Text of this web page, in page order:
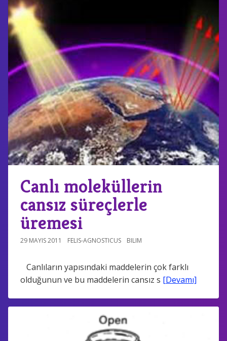
Canlı moleküllerin
cansız süreçlerle
üremesi
29 MAYIS 2011 FELIS-AGNOSTICUS BILIM
Canlıların yapısındaki maddelerin çok farklı
olduğunun ve bu maddelerin cansız s [Devamı]